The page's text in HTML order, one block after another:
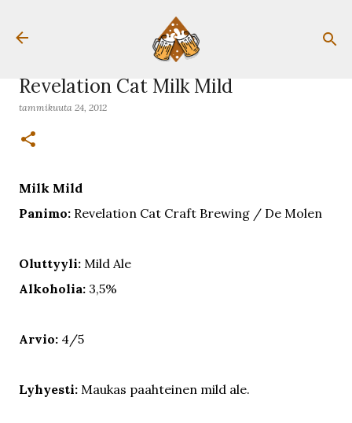
Siirry pääsisältöön
Revelation Cat Milk Mild
tammikuuta 24, 2012
Milk Mild
Panimo: Revelation Cat Craft Brewing / De Molen
Oluttyyli: Mild Ale
Alkoholia: 3,5%
Arvio: 4/5
Lyhyesti: Maukas paahteinen mild ale.